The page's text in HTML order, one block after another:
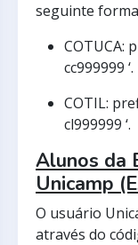
seguinte
COTUCA:
cc999999 ‘.
COTIL:
cl999999 ‘.
Alunos da
Unicamp
O usuário
através do